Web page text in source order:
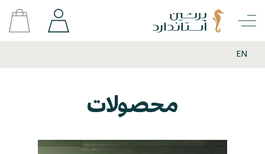
EN
محصولات